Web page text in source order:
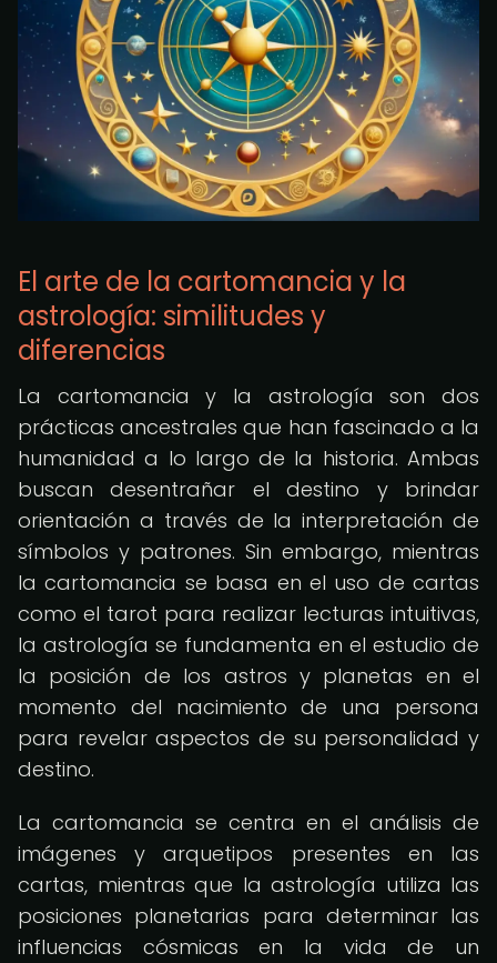
El arte de la cartomancia y la
astrología: similitudes y
diferencias
La cartomancia y la astrología son dos
prácticas ancestrales que han fascinado a la
humanidad a lo largo de la historia. Ambas
buscan desentrañar el destino y brindar
orientación a través de la interpretación de
símbolos y patrones. Sin embargo, mientras
la cartomancia se basa en el uso de cartas
como el tarot para realizar lecturas intuitivas,
la astrología se fundamenta en el estudio de
la posición de los astros y planetas en el
momento del nacimiento de una persona
para revelar aspectos de su personalidad y
destino.
La cartomancia se centra en el análisis de
imágenes y arquetipos presentes en las
cartas, mientras que la astrología utiliza las
posiciones planetarias para determinar las
influencias cósmicas en la vida de un